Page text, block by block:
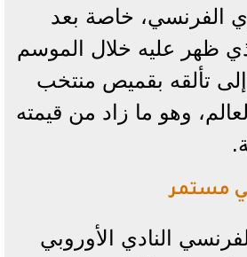
الفرنسي، خاصة بعد
ظهر عليه خلال الموسم
تألقه بقميص منتخب
وهو ما زاد من قيمته
مستمر
النادي الأوروبي